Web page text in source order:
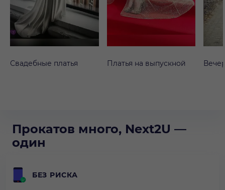
Свадебные платья Платья на выпускной
Прокатов много, Next2U —
один
БЕЗ РИСКА